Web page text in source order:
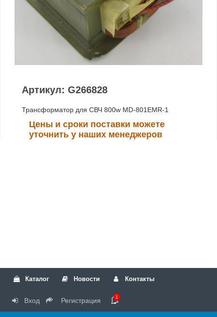
Артикул: G266828
Трансформатор для СВЧ 800w MD-801EMR-1
Цены и сроки поставки можете
уточнить у наших менеджеров
Каталог Новости Контакты
Вход Регистрация 1